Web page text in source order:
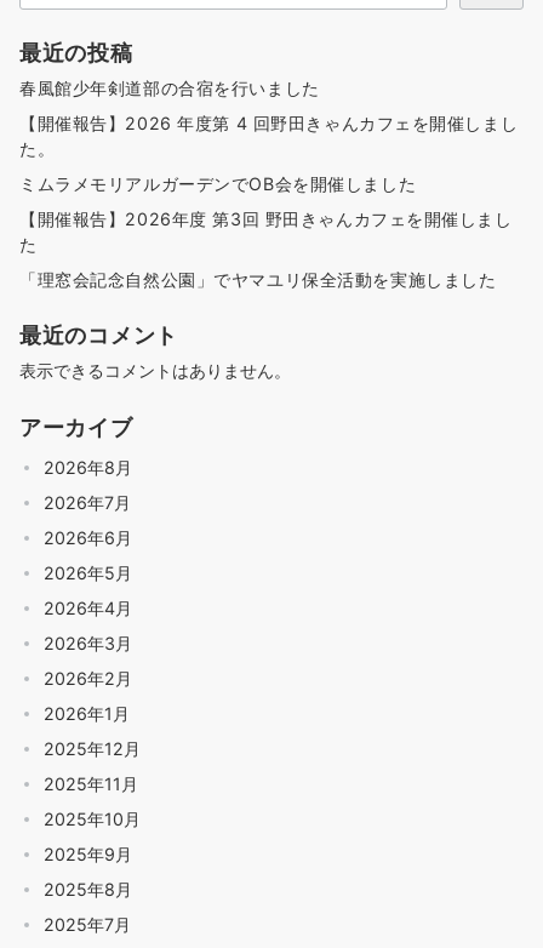
最近の投稿
春風館少年剣道部の合宿を行いました
【開催報告】2026 年度第 4 回野田きゃんカフェを開催しまし
た。
ミムラメモリアルガーデンでOB会を開催しました
【開催報告】2026年度 第3回 野田きゃんカフェを開催しまし
た
「理窓会記念自然公園」でヤマユリ保全活動を実施しました
最近のコメント
表示できるコメントはありません。
アーカイブ
2026年8月
2026年7月
2026年6月
2026年5月
2026年4月
2026年3月
2026年2月
2026年1月
2025年12月
2025年11月
2025年10月
2025年9月
2025年8月
2025年7月